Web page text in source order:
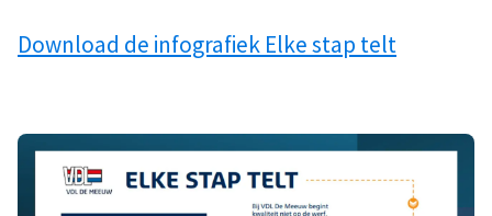
Download de infografiek Elke stap telt